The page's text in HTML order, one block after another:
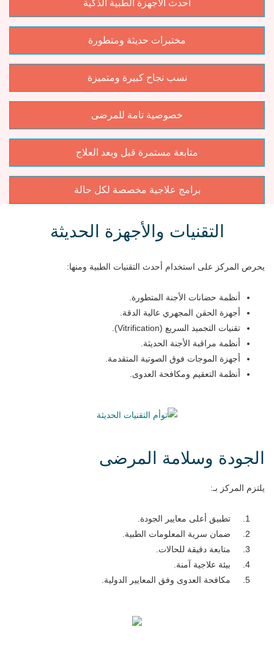
أحدث الأجهزة الطبية الذكية
مختبرات حديثة ومتطورة
نسب نجاح كبيرة ومتميزة
خصوصية تامة للمرضى
متابعة مستمرة قبل وبعد العلاج
برامج علاجية مخصصة لكل حالة
التقنيات والأجهزة الحديثة
يحرص المركز على استخدام أحدث التقنيات الطبية ومنها:
أنظمة حضانات الأجنة المتطورة.
أجهزة الحقن المجهري عالية الدقة.
تقنيات التجميد السريع (Vitrification).
أنظمة مراقبة الأجنة الحديثة.
أجهزة الموجات فوق الصوتية المتقدمة.
أنظمة التعقيم ومكافحة العدوى.
الجودة وسلامة المرضى
يلتزم المركز بـ:
تطبيق أعلى معايير الجودة.
ضمان سرية المعلومات الطبية.
متابعة دقيقة للحالات.
بيئة علاجية آمنة.
مكافحة العدوى وفق المعايير الدولية.